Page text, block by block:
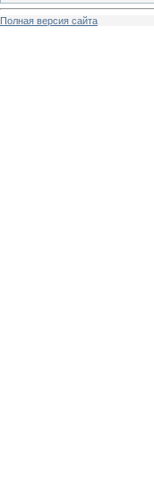
Полная версия сайта